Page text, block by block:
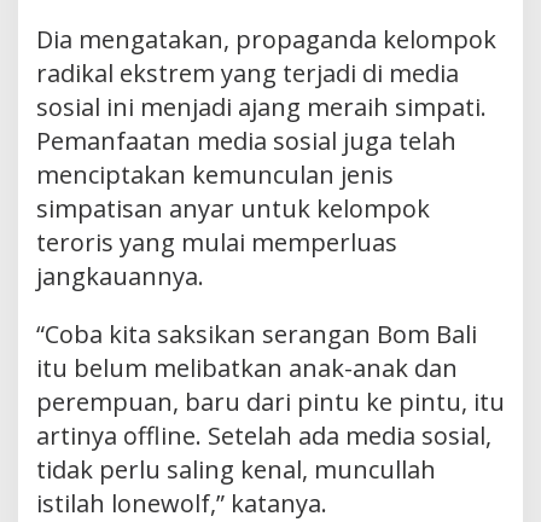
Dia mengatakan, propaganda kelompok
radikal ekstrem yang terjadi di media
sosial ini menjadi ajang meraih simpati.
Pemanfaatan media sosial juga telah
menciptakan kemunculan jenis
simpatisan anyar untuk kelompok
teroris yang mulai memperluas
jangkauannya.
“Coba kita saksikan serangan Bom Bali
itu belum melibatkan anak-anak dan
perempuan, baru dari pintu ke pintu, itu
artinya offline. Setelah ada media sosial,
tidak perlu saling kenal, muncullah
istilah lonewolf,” katanya.